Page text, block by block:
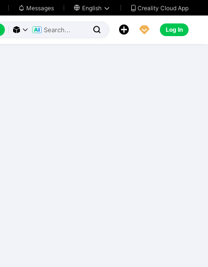
 Messages  English   Creality Cloud App
     Log In